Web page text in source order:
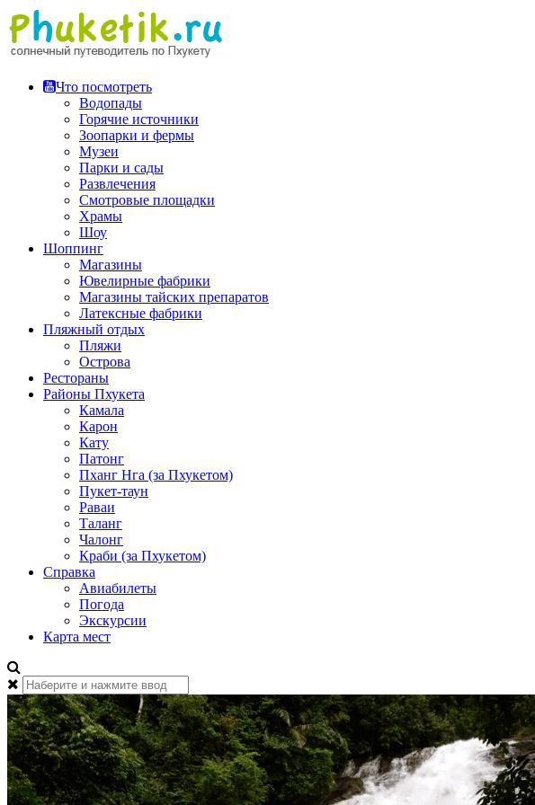
Перейти
к
содержимому
Что посмотреть
Водопады
Горячие источники
Зоопарки и фермы
Музеи
Парки и сады
Развлечения
Смотровые площадки
Храмы
Шоу
Шоппинг
Магазины
Ювелирные фабрики
Магазины тайских препаратов
Латексные фабрики
Пляжный отдых
Пляжи
Острова
Рестораны
Районы Пхукета
Камала
Карон
Кату
Патонг
Пханг Нга (за Пхукетом)
Пукет-таун
Раваи
Таланг
Чалонг
Краби (за Пхукетом)
Справка
Авиабилеты
Погода
Экскурсии
Карта мест
Найти: